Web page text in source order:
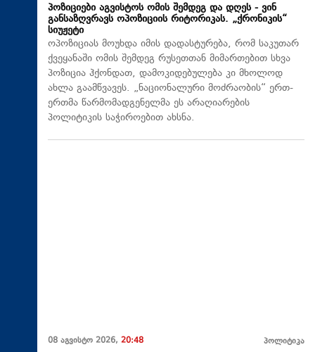
პოზიციები აგვისტოს ომის შემდეგ და დღეს - ვინ
განსაზღვრავს ოპოზიციის რიტორიკას. „ქრონიკის“
სიუჟეტი
ოპოზიციას მოუხდა იმის დადასტურება, რომ საკუთარ
ქვეყანაში ომის შემდეგ რუსეთთან მიმართებით სხვა
პოზიცია ჰქონდათ, დამოკიდებულება კი მხოლოდ
ახლა გაამწვავეს. „ნაციონალური მოძრაობის“ ერთ-
ერთმა წარმომადგენელმა ეს არაღიარების
პოლიტიკის საჭიროებით ახსნა.
08 აგვისტო 2026, 20:48 პოლიტიკა